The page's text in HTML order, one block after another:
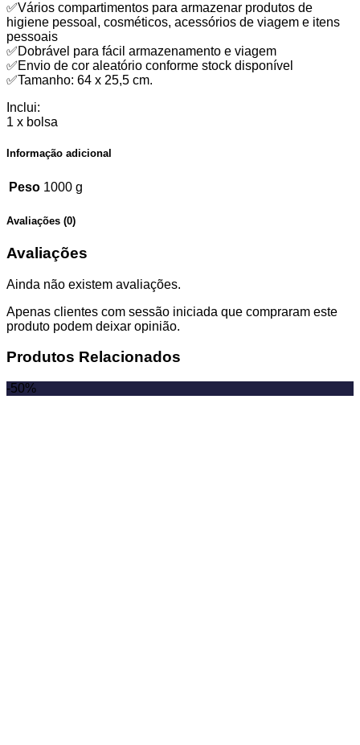
✅Vários compartimentos para armazenar produtos de
higiene pessoal, cosméticos, acessórios de viagem e itens
pessoais
✅Dobrável para fácil armazenamento e viagem
✅Envio de cor aleatório conforme stock disponível
✅Tamanho: 64 x 25,5 cm.
Inclui:
1 x bolsa
Informação adicional
Peso 1000 g
Avaliações (0)
Avaliações
Ainda não existem avaliações.
Apenas clientes com sessão iniciada que compraram este
produto podem deixar opinião.
Produtos Relacionados
-50%